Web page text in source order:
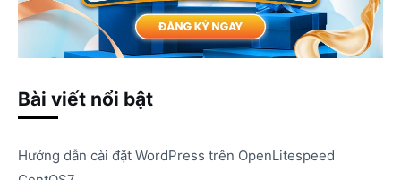
Bài viết nổi bật
Hướng dẫn cài đặt WordPress trên OpenLitespeed